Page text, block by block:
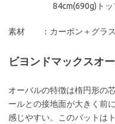
84cm(690g)トッ
素材 ：カーボン＋グラス
ビヨンドマックスオ
オーバルの特徴は楕円形の
ールとの接地面が大きく前
感じやすい。このバットは